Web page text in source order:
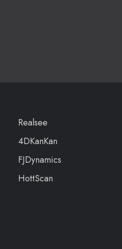
Realsee
4DKanKan
FJDynamics
HottScan